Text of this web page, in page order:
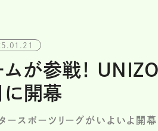
が参戦！
に開幕
スポーツリーグがいよいよ開幕